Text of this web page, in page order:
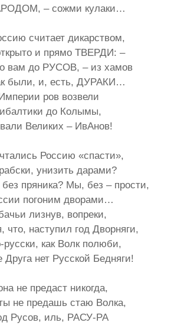
– сожми кулаки…
считает дикарством,
и прямо ТВЕРДИ: –
вам до РУСОВ, – из хамов
были, и, есть, ДУРАКИ…
ров возвели
до Колымы,
Великих – ИвАнов!
Россию «спасти»,
унизить дарами?
без пряника? Мы, без – прости,
погоним дворами…
лизнув, вопреки,
что, наступил год Дворняги,
русски, как Волк полюби,
нет Русской Бедняги!
не предаст никогда,
не предашь стаю Волка,
Русов, иль, РАСУ-РА